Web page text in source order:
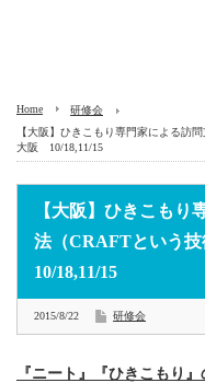
Home
研修会
【大阪】ひきこもり専門家による訪
大阪 10/18,11/15
【大阪】ひきこもり
法（CRAFTという
10/18,11/15
2015/8/22 研修会
『ニート』『ひきこもり